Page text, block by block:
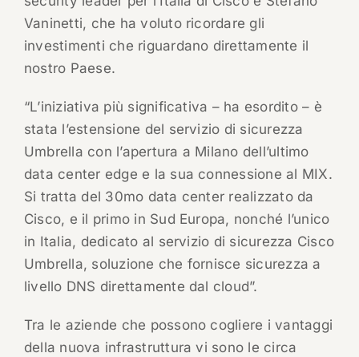
Vaninetti, che ha voluto ricordare gli
investimenti che riguardano direttamente il
nostro Paese.
“L’iniziativa più significativa – ha esordito – è
stata l’estensione del servizio di sicurezza
Umbrella con l’apertura a Milano dell’ultimo
data center edge e la sua connessione al MIX.
Si tratta del 30mo data center realizzato da
Cisco, e il primo in Sud Europa, nonché l’unico
in Italia, dedicato al servizio di sicurezza Cisco
Umbrella, soluzione che fornisce sicurezza a
livello DNS direttamente dal cloud”.
Tra le aziende che possono cogliere i vantaggi
della nuova infrastruttura vi sono le circa